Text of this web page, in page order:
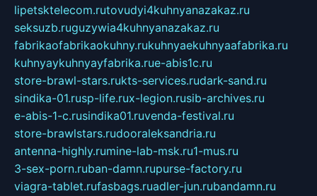
lipetsktelecom.rutovudyi4kuhnyanazakaz.ru
seksuzb.ruguzywia4kuhnyanazakaz.ru
fabrikaofabrikaokuhny.rukuhnyaekuhnyaafabrika.ru
kuhnyaykuhnyayfabrika.rue-abis1c.ru
store-brawl-stars.rukts-services.rudark-sand.ru
sindika-01.rusp-life.rux-legion.rusib-archives.ru
e-abis-1-c.rusindika01.ruvenda-festival.ru
store-brawlstars.rudooraleksandria.ru
antenna-highly.rumine-lab-msk.ru1-mus.ru
3-sex-porn.ruban-damn.rupurse-factory.ru
viagra-tablet.rufasbags.ruadler-jun.rubandamn.ru